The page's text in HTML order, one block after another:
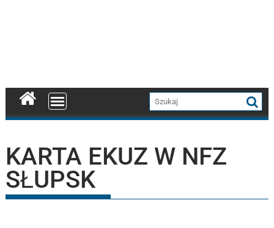
KARTA EKUZ W NFZ
SŁUPSK